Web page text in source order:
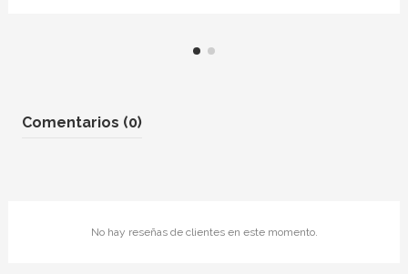
Comentarios (0)
No hay reseñas de clientes en este momento.